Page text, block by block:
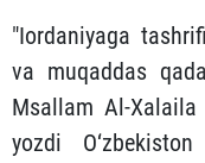
"Iordaniyaga
va muqaddas
Msallam Al-
yozdi